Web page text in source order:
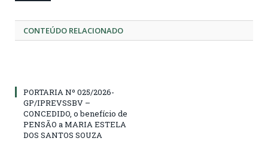
CONTEÚDO RELACIONADO
PORTARIA Nº 025/2026-
GP/IPREVSSBV –
CONCEDIDO, o benefício de
PENSÃO a MARIA ESTELA
DOS SANTOS SOUZA